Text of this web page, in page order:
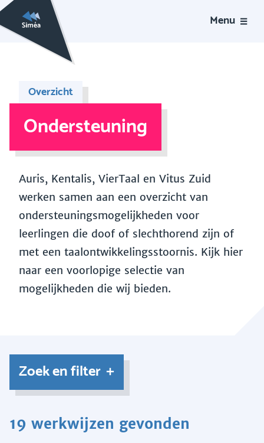
Menu
Overzicht
Ondersteuning
Auris, Kentalis, VierTaal en Vitus Zuid
werken samen aan een overzicht van
ondersteuningsmogelijkheden voor
leerlingen die doof of slechthorend zijn of
met een taalontwikkelingsstoornis. Kijk hier
naar een voorlopige selectie van
mogelijkheden die wij bieden.
Zoek en filter
19 werkwijzen gevonden